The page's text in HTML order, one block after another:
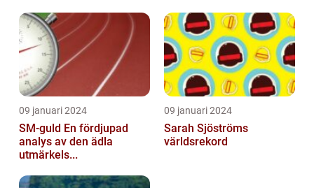
09 januari 2024
SM-guld En fördjupad
analys av den ädla
utmärkels...
09 januari 2024
Sarah Sjöströms
världsrekord